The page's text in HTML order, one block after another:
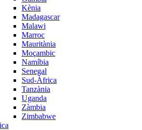
Kènia
Madagascar
Malawi
Marroc
Mauritània
Moçambic
Namíbia
Senegal
Sud-Àfrica
Tanzània
Uganda
Zàmbia
Zimbabwe